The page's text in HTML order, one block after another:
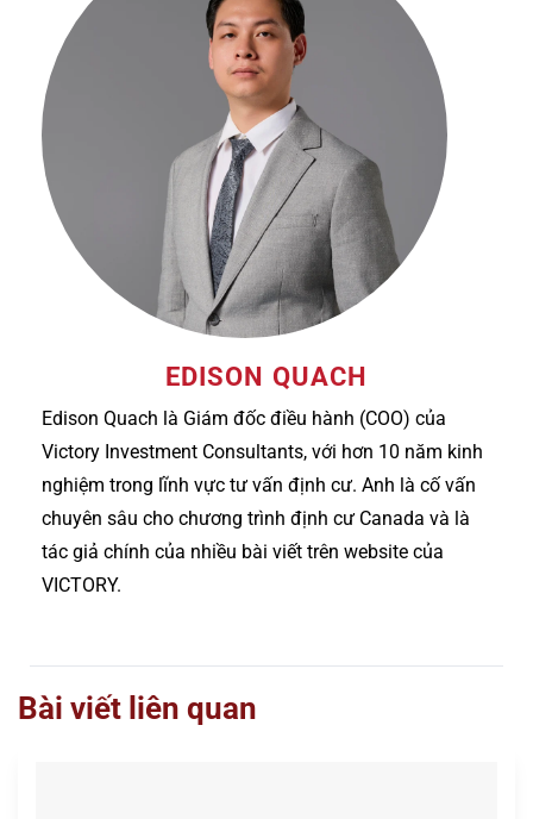
EDISON QUACH
Edison Quach là Giám đốc điều hành (COO) của
Victory Investment Consultants, với hơn 10 năm kinh
nghiệm trong lĩnh vực tư vấn định cư. Anh là cố vấn
chuyên sâu cho chương trình định cư Canada và là
tác giả chính của nhiều bài viết trên website của
VICTORY.
Bài viết liên quan